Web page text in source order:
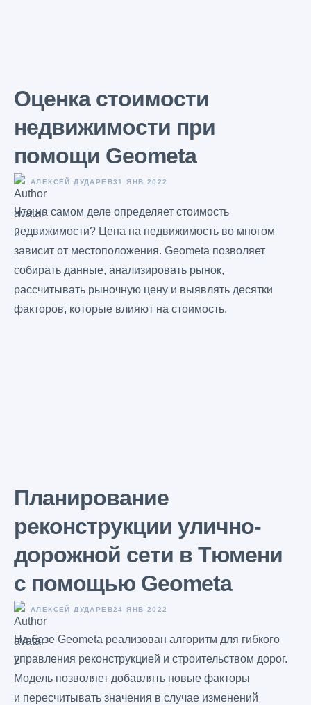
Оценка стоимости
недвижимости при
помощи Geometa
АЛЕКСЕЙ ДУДАРЕВ31 ЯНВ 2022
Что на самом деле определяет стоимость
недвижимости? Цена на недвижимость во многом
зависит от местоположения. Geometa позволяет
собирать данные, анализировать рынок,
рассчитывать рыночную цену и выявлять десятки
факторов, которые влияют на стоимость.
Планирование
реконструкции улично-
дорожной сети в Тюмени
с помощью Geometa
АЛЕКСЕЙ ДУДАРЕВ24 ЯНВ 2022
На базе Geometa реализован алгоритм для гибкого
управления реконструкцией и строительством дорог.
Модель позволяет добавлять новые факторы
и пересчитывать значения в случае изменений